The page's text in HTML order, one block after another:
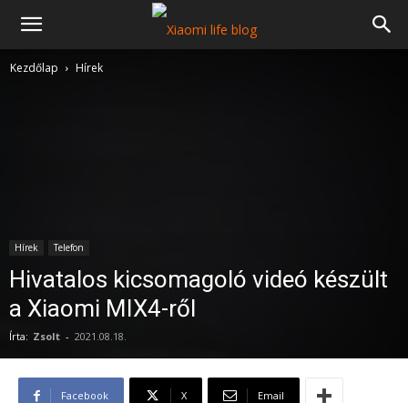
Kezdőlap Hírek
Hírek Telefon
Hivatalos kicsomagoló videó készült
a Xiaomi MIX4-ről
Írta: Zsolt - 2021.08.18.
Facebook X Email